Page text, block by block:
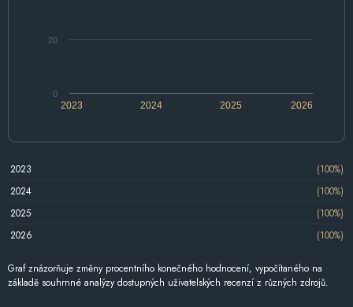
2024 2026
2023 2025
0
20
2023
(100%)
2024
(100%)
2025
(100%)
2026
(100%)
Graf znázorňuje změny procentního konečného hodnocení, vypočítaného na
základě souhrnné analýzy dostupných uživatelských recenzí z různých zdrojů.